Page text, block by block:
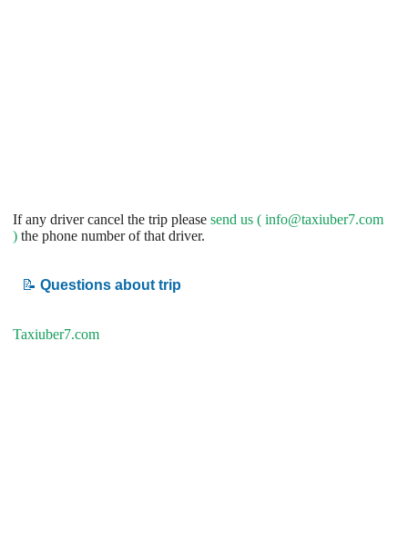
If any driver cancel the trip please send us ( info@taxiuber7.com
) the phone number of that driver.
📝 Questions about trip
Taxiuber7.com